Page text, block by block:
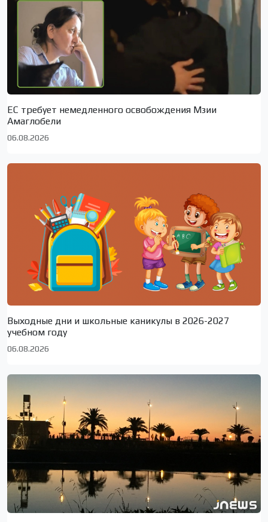
ЕС требует немедленного освобождения Мзии
Амаглобели
06.08.2026
Выходные дни и школьные каникулы в 2026-2027
учебном году
06.08.2026